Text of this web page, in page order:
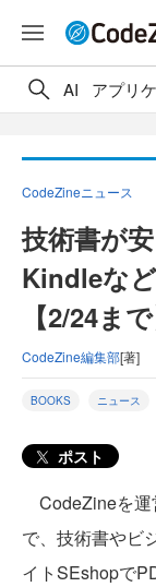
AI アプリ
CodeZineニュース
技術書が
Kindleな
【2/24まで
CodeZine編集部[著]
BOOKS ニュース
ポスト
CodeZineを運
で、技術書やビ
イトSEshopで